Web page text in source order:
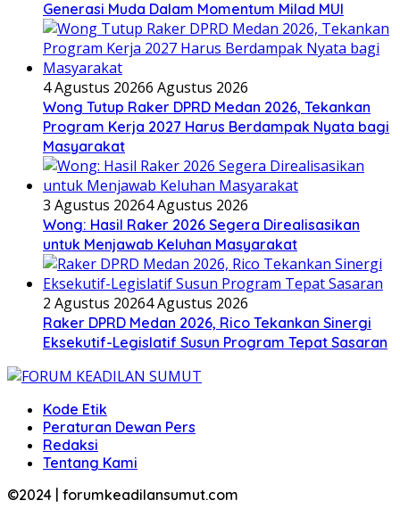
Generasi Muda Dalam Momentum Milad MUI
4 Agustus 20266 Agustus 2026
Wong Tutup Raker DPRD Medan 2026, Tekankan
Program Kerja 2027 Harus Berdampak Nyata bagi
Masyarakat
3 Agustus 20264 Agustus 2026
Wong: Hasil Raker 2026 Segera Direalisasikan
untuk Menjawab Keluhan Masyarakat
2 Agustus 20264 Agustus 2026
Raker DPRD Medan 2026, Rico Tekankan Sinergi
Eksekutif-Legislatif Susun Program Tepat Sasaran
Kode Etik
Peraturan Dewan Pers
Redaksi
Tentang Kami
©2024 | forumkeadilansumut.com